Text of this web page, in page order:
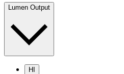
Lumen Output
HI